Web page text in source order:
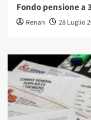
Fondo pensione a
Renan 28 Luglio